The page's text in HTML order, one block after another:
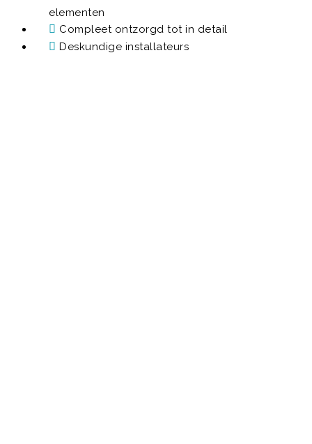
elementen
Compleet ontzorgd tot in detail
Deskundige installateurs